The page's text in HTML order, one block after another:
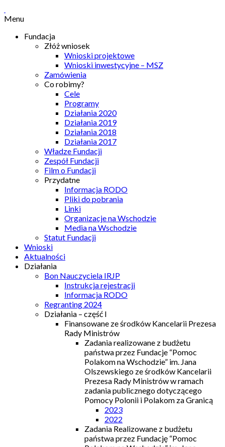
Menu
Fundacja
Złóż wniosek
Wnioski projektowe
Wnioski inwestycyjne – MSZ
Zamówienia
Co robimy?
Cele
Programy
Działania 2020
Działania 2019
Działania 2018
Działania 2017
Władze Fundacji
Zespół Fundacji
Film o Fundacji
Przydatne
Informacja RODO
Pliki do pobrania
Linki
Organizacje na Wschodzie
Media na Wschodzie
Statut Fundacji
Wnioski
Aktualności
Działania
Bon Nauczyciela IRJP
Instrukcja rejestracji
Informacja RODO
Regranting 2024
Działania – część I
Finansowane ze środków Kancelarii Prezesa
Rady Ministrów
Zadania realizowane z budżetu
państwa przez Fundacje “Pomoc
Polakom na Wschodzie” im. Jana
Olszewskiego ze środków Kancelarii
Prezesa Rady Ministrów w ramach
zadania publicznego dotyczącego
Pomocy Polonii i Polakom za Granicą
2023
2022
Zadania Realizowane z budżetu
państwa przez Fundację “Pomoc